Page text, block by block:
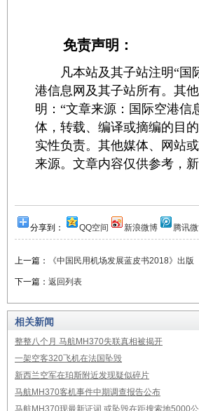
免责声明：
凡本站及其子站注明“国
港信息网及其子站所有。其
明：“文章来源：国际空港信
体，转载、编译或摘编的目
实性负责。其他媒体、网站
来源。文章内容仅供参考，
分享到： QQ空间 新浪微博 腾讯
上一篇： 《中国民用机场发展蓝皮书2018》出版
下一篇： 返回列表
相关新闻
整整八个月 马航MH370失联真相被揭开
一架空客320飞机在法国坠毁
新西兰空军在珀斯附近发现疑似碎片
马航MH370客机事件中期调查报告公布
马航MH370现最新证词 或坠毁在距搜索地5000